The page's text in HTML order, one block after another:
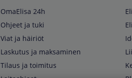
OmaElisa 24h
Ohjeet ja tuki
Viat ja häiriöt
Laskutus ja maksaminen
Tilaus ja toimitus